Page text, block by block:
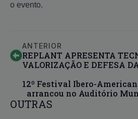
o evento.
ANTERIOR
REPLANT APRESENTA
VALORIZAÇÃO E DEFESA
12º Festival Ibero-
arrancou no Auditório
OUTRAS